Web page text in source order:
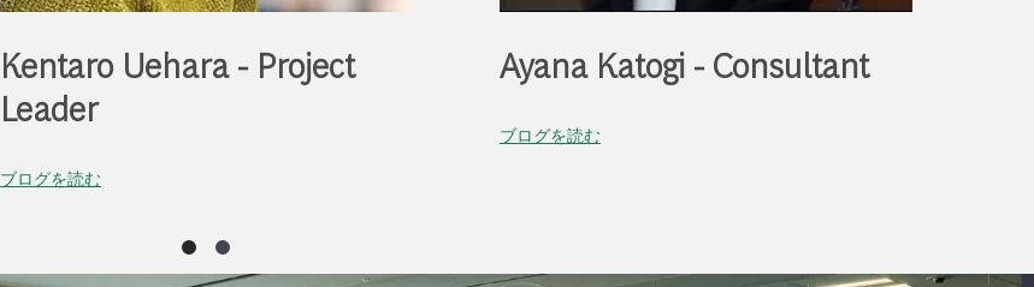
Kentaro Uehara - Project
Leader
ブログを読む
Ayana Katogi - Consultant
ブログを読む